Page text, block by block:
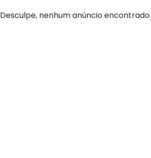
Desculpe, nenhum anúncio encontrado.